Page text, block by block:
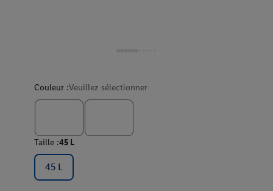
Couleur :Veuillez sélectionner
Taille :45 L
45 L